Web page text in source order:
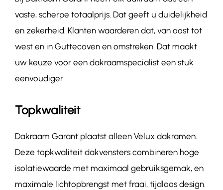
vaste, scherpe totaalprijs. Dat geeft u duidelijkheid
en zekerheid. Klanten waarderen dat, van oost tot
west en in Guttecoven en omstreken. Dat maakt
uw keuze voor een dakraamspecialist een stuk
eenvoudiger.
Topkwaliteit
Dakraam Garant plaatst alleen Velux dakramen.
Deze topkwaliteit dakvensters combineren hoge
isolatiewaarde met maximaal gebruiksgemak, en
maximale lichtopbrengst met fraai, tijdloos design.